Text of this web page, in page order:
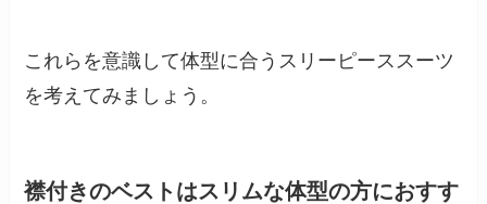
これらを意識して体型に合うスリーピーススーツ
を考えてみましょう。
襟付きのベストはスリムな体型の方におすす